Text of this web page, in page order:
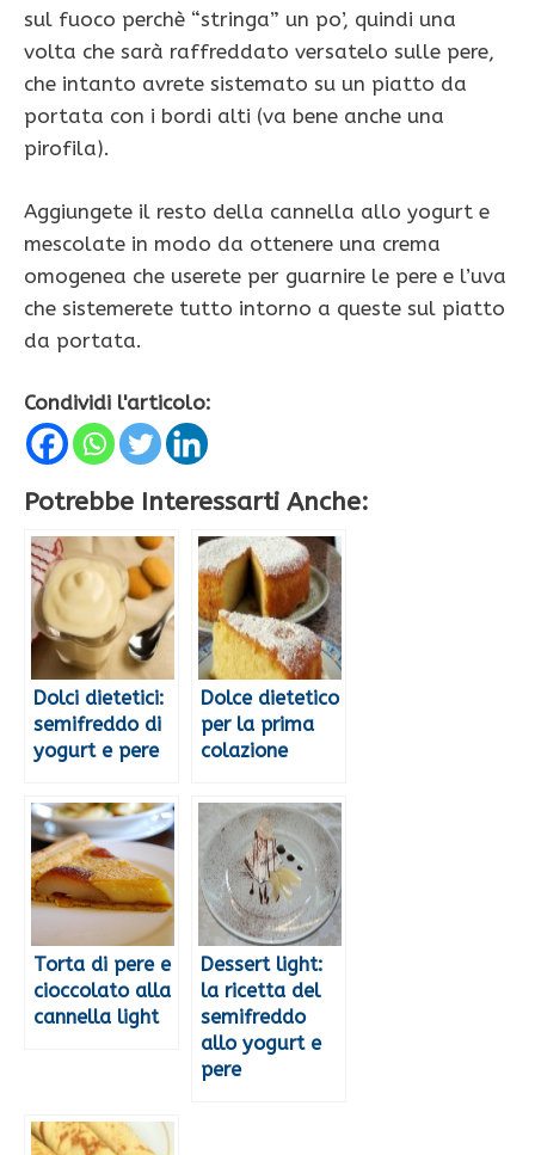
sul fuoco perchè “stringa” un po’, quindi una
volta che sarà raffreddato versatelo sulle pere,
che intanto avrete sistemato su un piatto da
portata con i bordi alti (va bene anche una
pirofila).
Aggiungete il resto della cannella allo yogurt e
mescolate in modo da ottenere una crema
omogenea che userete per guarnire le pere e l’uva
che sistemerete tutto intorno a queste sul piatto
da portata.
Condividi l'articolo:
Potrebbe Interessarti Anche:
Dolci dietetici:
semifreddo di
yogurt e pere
Dolce dietetico
per la prima
colazione
Torta di pere e
cioccolato alla
cannella light
Dessert light:
la ricetta del
semifreddo
allo yogurt e
pere